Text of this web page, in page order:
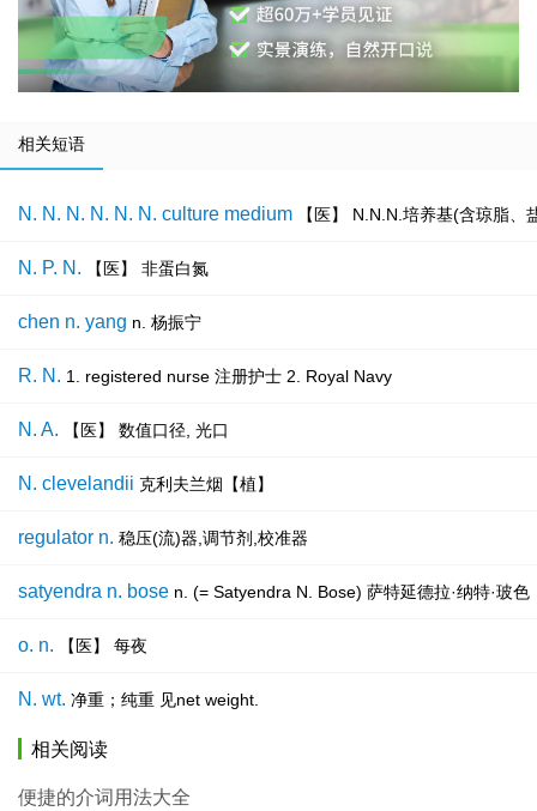
相关短语
N. N. N. N. N. N. culture medium 【医】 N.N.N.培养基(含琼脂
N. P. N. 【医】 非蛋白氮
chen n. yang n. 杨振宁
R. N. 1. registered nurse 注册护士 2. Royal Navy
N. A. 【医】 数值口径, 光口
N. clevelandii 克利夫兰烟【植】
regulator n. 稳压(流)器,调节剂,校准器
satyendra n. bose n. (= Satyendra N. Bose) 萨特延德拉·纳特·玻
o. n. 【医】 每夜
N. wt. 净重；纯重 见net weight.
相关阅读
便捷的介词用法大全